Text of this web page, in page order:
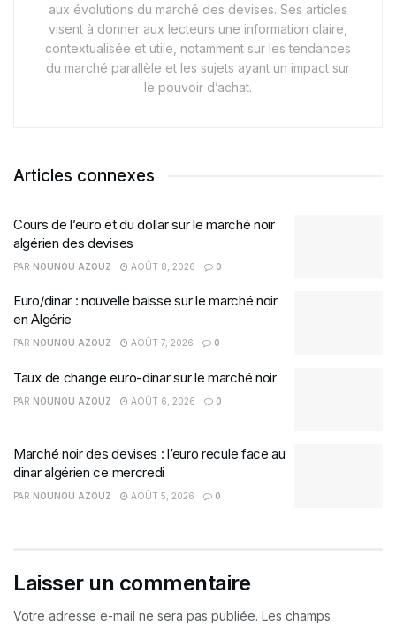
aux évolutions du marché des devises. Ses articles
visent à donner aux lecteurs une information claire,
contextualisée et utile, notamment sur les tendances
du marché parallèle et les sujets ayant un impact sur
le pouvoir d’achat.
Articles connexes
Cours de l’euro et du dollar sur le marché noir
algérien des devises
PAR NOUNOU AZOUZ AOÛT 8, 2026 0
Euro/dinar : nouvelle baisse sur le marché noir
en Algérie
PAR NOUNOU AZOUZ AOÛT 7, 2026 0
Taux de change euro-dinar sur le marché noir
PAR NOUNOU AZOUZ AOÛT 6, 2026 0
Marché noir des devises : l’euro recule face au
dinar algérien ce mercredi
PAR NOUNOU AZOUZ AOÛT 5, 2026 0
Laisser un commentaire
Votre adresse e-mail ne sera pas publiée. Les champs